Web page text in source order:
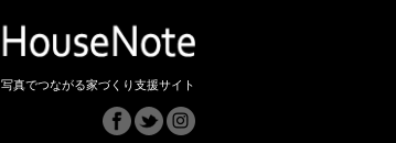
写真でつながる家づくり支援サイト